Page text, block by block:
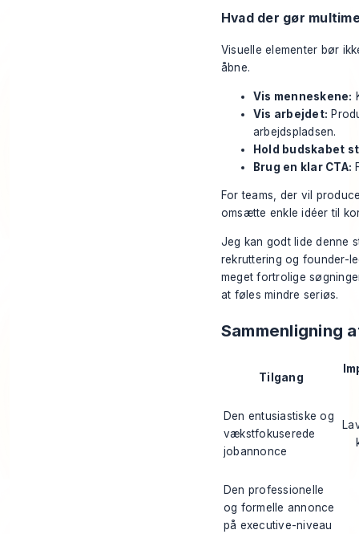
Hvad der gør
Visuelle elementer bør
åbne.
Vis menneskene:
Vis arbejdet:
arbejdspladsen.
Hold budskabet
Brug en klar CTA:
For teams, der vil
omsætte enkle idéer til
Jeg kan godt lide denne
rekruttering og founder-
meget fortrolige
at føles mindre seriøs.
Sammenligning
Tilgang
Den entusiastiske og
vækstfokuserede
jobannonce
Den professionelle
og formelle annonce
på executive-niveau